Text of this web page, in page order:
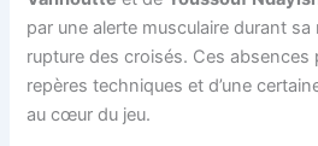
par une alerte musculaire durant
rupture des croisés. Ces absences
repères techniques et d’une
au cœur du jeu.